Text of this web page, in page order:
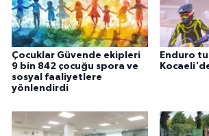
Çocuklar Güvende ekipleri
9 bin 842 çocuğu spora ve
sosyal faaliyetlere
yönlendirdi
Enduro